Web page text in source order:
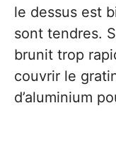
le dessus est
sont tendres.
brunit trop
couvrir le
d’aluminium